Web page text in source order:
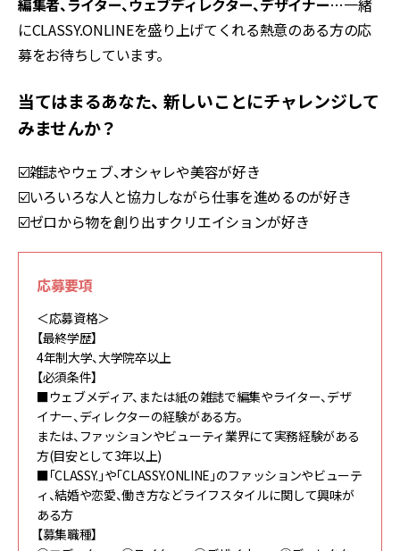
編集者、ライター、ウェブディレクター、デザイナー…一緒
にCLASSY.ONLINEを盛り上げてくれる熱意のある方の応
募をお待ちしています。
当てはまるあなた、 新しいことにチャレンジして
みませんか？
☑️雑誌やウェブ、オシャレや美容が好き
☑️いろいろな人と協力しながら仕事を進めるのが好き
☑️ゼロから物を創り出すクリエイションが好き
応募要項
＜応募資格＞
【最終学歴】
4年制大学、大学院卒以上
【必須条件】
■ウェブメディア、または紙の雑誌で編集やライター、デザ
イナー、ディレクターの経験がある方。
または、ファッションやビューティ業界にて実務経験がある
方(目安として3年以上)
■「CLASSY.」や「CLASSY.ONLINE」のファッションやビューテ
ィ、結婚や恋愛、働き方などライフスタイルに関して興味が
ある方
【募集職種】